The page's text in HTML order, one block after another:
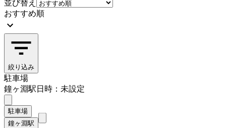
並び替え
おすすめ順
絞り込み
駐車場
鐘ヶ淵駅日時：未設定
駐車場
鐘ヶ淵駅